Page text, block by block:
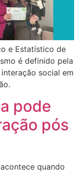
e Estatístico de
é definido pela
social em
pode
pós
quando